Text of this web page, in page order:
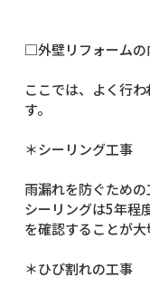
□外壁リフォームの
ここでは、よく行
す。
＊シーリング工事
雨漏れを防ぐための
シーリングは5年程
を確認することが大
＊ひび割れの工事